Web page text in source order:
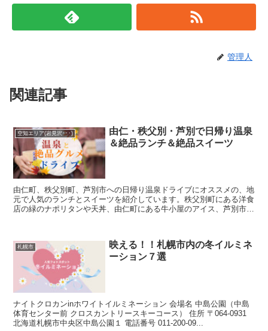
管理人
関連記事
空知エリア(岩見沢･･･)
由仁・秩父別・芦別で日帰り温泉
＆絶品ランチ＆絶品スイーツ
由仁町、秩父別町、芦別市への日帰り温泉ドライブにオススメの、地
元で人気のランチとスイーツを紹介しています。秩父別町にある洋食
店の緑のナポリタンや天丼、由仁町にある牛小屋のアイス、芦別市の
札幌市
映える！！札幌市内の冬イルミネ
ーション７選
ナイトクロカンinホワイトイルミネーション 会場名 中島公園（中島
体育センター前 クロスカントリースキーコース） 住所 〒064-0931
北海道札幌市中央区中島公園１ 電話番号 011-200-09...